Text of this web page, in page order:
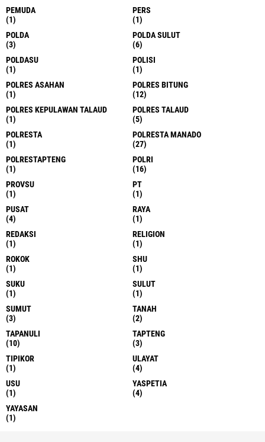
PEMUDA
(1)
PERS
(1)
POLDA
(3)
POLDA SULUT
(6)
POLDASU
(1)
POLISI
(1)
POLRES ASAHAN
(1)
POLRES BITUNG
(12)
POLRES KEPULAWAN TALAUD
(1)
POLRES TALAUD
(5)
POLRESTA
(1)
POLRESTA MANADO
(27)
POLRESTAPTENG
(1)
POLRI
(16)
PROVSU
(1)
PT
(1)
PUSAT
(4)
RAYA
(1)
REDAKSI
(1)
RELIGION
(1)
ROKOK
(1)
SHU
(1)
SUKU
(1)
SULUT
(1)
SUMUT
(3)
TANAH
(2)
TAPANULI
(10)
TAPTENG
(3)
TIPIKOR
(1)
ULAYAT
(4)
USU
(1)
YASPETIA
(4)
YAYASAN
(1)